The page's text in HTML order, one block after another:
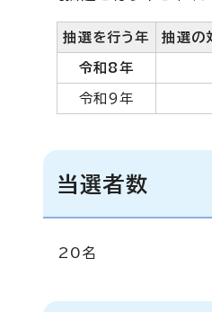
抽選を行う年 抽選の
令和8年
令和9年
当選者数
20名